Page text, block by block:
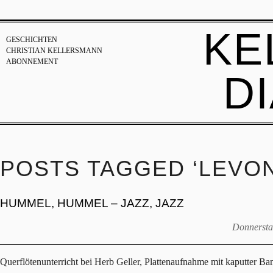
GESCHICHTEN
CHRISTIAN KELLERSMANN
ABONNEMENT
POSTS TAGGED
HUMMEL, HUMMEL – JAZZ, JAZZ
Querflötenunterricht bei Herb Geller, Plattenaufnahme mit kaputter